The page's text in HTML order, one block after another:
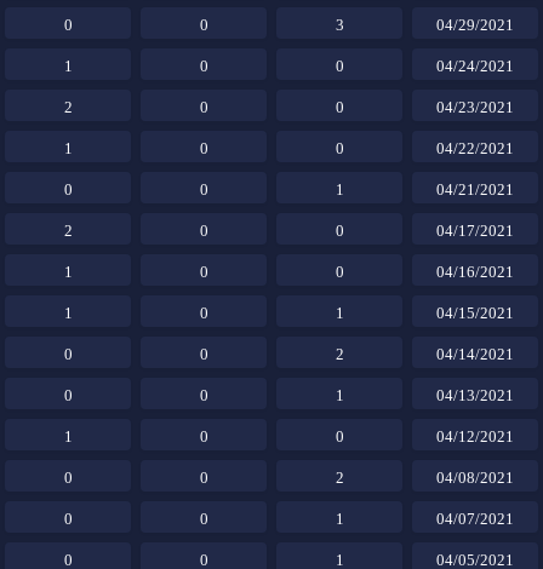
04/29/2021
3
0
0
04/24/2021
0
0
1
04/23/2021
0
0
2
04/22/2021
0
0
1
04/21/2021
1
0
0
04/17/2021
0
0
2
04/16/2021
0
0
1
04/15/2021
1
0
1
04/14/2021
2
0
0
04/13/2021
1
0
0
04/12/2021
0
0
1
04/08/2021
2
0
0
04/07/2021
1
0
0
04/05/2021
1
0
0